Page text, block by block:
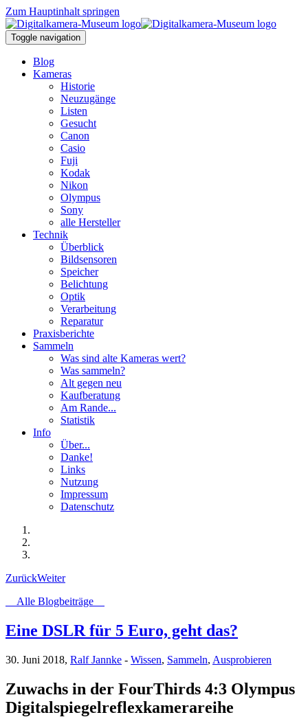
Zum Hauptinhalt springen
Toggle navigation
Blog
Kameras
Historie
Neuzugänge
Listen
Gesucht
Canon
Casio
Fuji
Kodak
Nikon
Olympus
Sony
alle Hersteller
Technik
Überblick
Bildsensoren
Speicher
Belichtung
Optik
Verarbeitung
Reparatur
Praxisberichte
Sammeln
Was sind alte Kameras wert?
Was sammeln?
Alt gegen neu
Kaufberatung
Am Rande...
Statistik
Info
Über...
Danke!
Links
Nutzung
Impressum
Datenschutz
ZurückWeiter
Alle Blogbeiträge
Eine DSLR für 5 Euro, geht das?
30. Juni 2018, Ralf Jannke - Wissen, Sammeln, Ausprobieren
Zuwachs in der FourThirds 4:3 Olympus
Digitalspiegelreflexkamerareihe